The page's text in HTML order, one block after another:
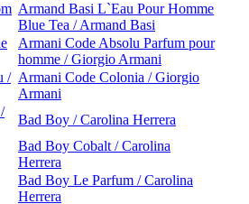
Armand Basi L`Eau Pour Homme
Blue Tea / Armand Basi
Armani Code Absolu Parfum pour
homme / Giorgio Armani
/ Armani Code Colonia / Giorgio
Armani
Bad Boy / Carolina Herrera
Bad Boy Cobalt / Carolina
Herrera
Bad Boy Le Parfum / Carolina
Herrera